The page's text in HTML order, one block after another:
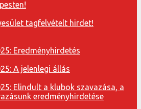
tagfelvételt hirdet!
Eredményhirdetés
A jelenlegi állás
Elindult a klubok szavazása, a
eredményhirdetése